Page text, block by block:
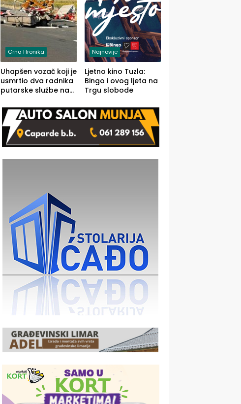
Crna Hronika
Uhapšen vozač koji je
usmrtio dva radnika
putarske službe na
prema Šapcu
(FOTO)
Najnovije
Ljetno kino Tuzla:
Bingo i ovog ljeta na
Trgu slobode